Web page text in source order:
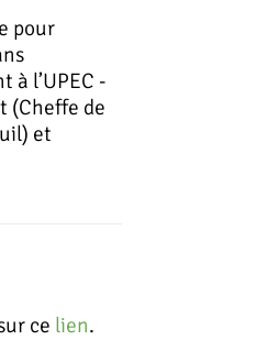
pour
l’UPEC -
(Cheffe de
et
ce lien.